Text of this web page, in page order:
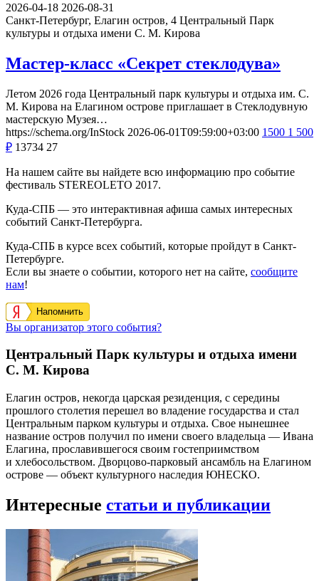
2026-04-18 2026-08-31
Санкт-Петербург, Елагин остров, 4 Центральный Парк
культуры и отдыха имени С. М. Кирова
Мастер-класс «Секрет стеклодува»
Летом 2026 года Центральный парк культуры и отдыха им. С.
М. Кирова на Елагином острове приглашает в Стеклодувную
мастерскую Музея…
https://schema.org/InStock 2026-06-01T09:59:00+03:00 1500 1 500
₽ 13734 27
На нашем сайте вы найдете всю информацию про событие
фестиваль STEREOLETO 2017.
Куда-СПБ — это интерактивная афиша самых интересных
событий Санкт-Петербурга.
Куда-СПБ в курсе всех событий, которые пройдут в Санкт-
Петербурге.
Если вы знаете о событии, которого нет на сайте, сообщите
нам!
Напомнить
Вы организатор этого события?
Центральный Парк культуры и отдыха имени
С. М. Кирова
Елагин остров, некогда царская резиденция, с середины
прошлого столетия перешел во владение государства и стал
Центральным парком культуры и отдыха. Свое нынешнее
название остров получил по имени своего владельца — Ивана
Елагина, прославившегося своим гостеприимством
и хлебосольством. Дворцово-парковый ансамбль на Елагином
острове — объект культурного наследия ЮНЕСКО.
Интересные статьи и публикации